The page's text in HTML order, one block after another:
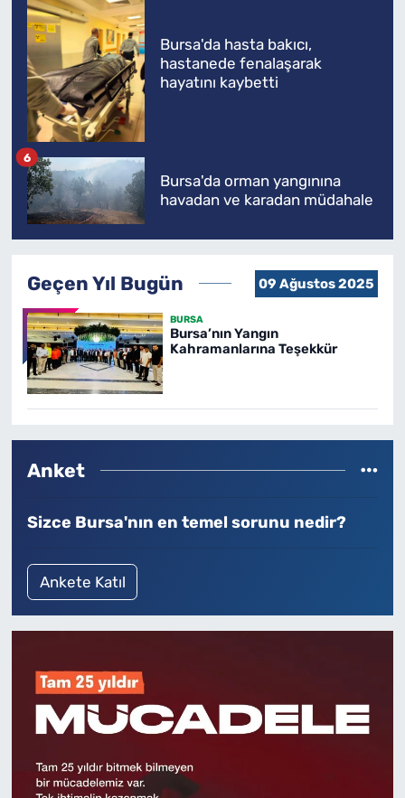
Bursa'da hasta bakıcı,
hastanede fenalaşarak
hayatını kaybetti
Bursa'da orman yangınına
havadan ve karadan müdahale
6
Geçen Yıl Bugün 09 Ağustos 2025
BURSA
Bursa’nın Yangın
Kahramanlarına Teşekkür
Anket
Sizce Bursa'nın en temel sorunu nedir?
Ankete Katıl